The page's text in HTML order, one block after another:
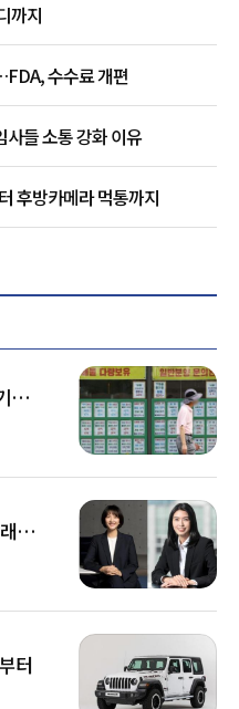
까지
수수료 개편
들 소통 강화 이유
후방카메라 먹통까지
…
래…
터